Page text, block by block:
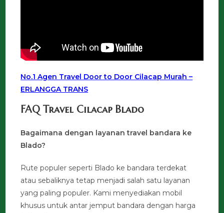
No.1 Agen Travel Door to Door Cilacap Murah –
ERLANGGA TRANS
FAQ Travel Cilacap Blado
Bagaimana dengan layanan travel bandara ke
Blado?
Rute populer seperti Blado ke bandara terdekat
atau sebaliknya tetap menjadi salah satu layanan
yang paling populer. Kami menyediakan mobil
khusus untuk antar jemput bandara dengan harga